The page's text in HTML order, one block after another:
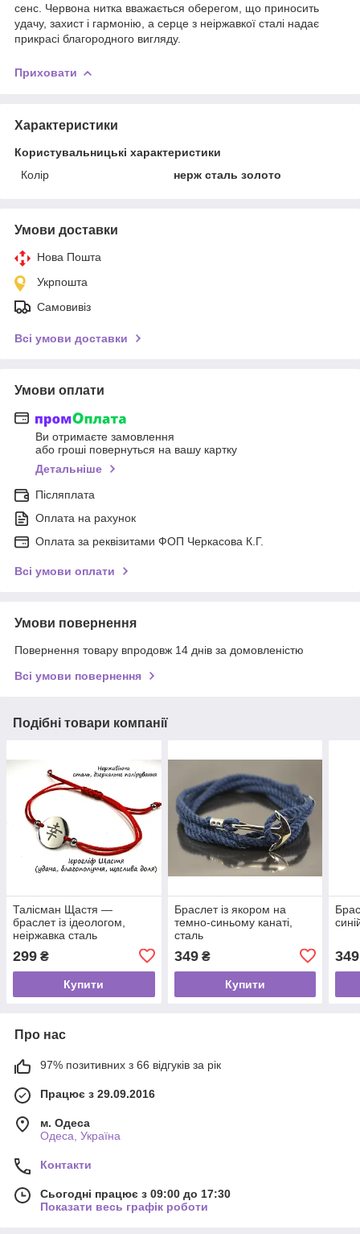
сенс. Червона нитка вважається оберегом, що приносить
удачу, захист і гармонію, а серце з неіржавкої сталі надає
прикрасі благородного вигляду.
Приховати
Характеристики
Користувальницькі характеристики
Колір
нерж сталь золото
Умови доставки
Нова Пошта
Укрпошта
Самовивіз
Всі умови доставки
Умови оплати
Ви отримаєте замовлення
або гроші повернуться на вашу картку
Детальніше
Післяплата
Оплата на рахунок
Оплата за реквізитами ФОП Черкасова К.Г.
Всі умови оплати
Умови повернення
Повернення товару впродовж 14 днів за домовленістю
Всі умови повернення
Подібні товари компанії
Талісман Щастя —
браслет із ідеологом,
неіржавка сталь
299 ₴
Купити
Браслет із якором на
темно-синьому канаті,
сталь
349₴
Купити
349
Про нас
97% позитивних з 66 відгуків за рік
Працює з 29.09.2016
м. Одеса
Одеса, Україна
Контакти
Сьогодні працює з 09:00 до 17:30
Показати весь графік роботи